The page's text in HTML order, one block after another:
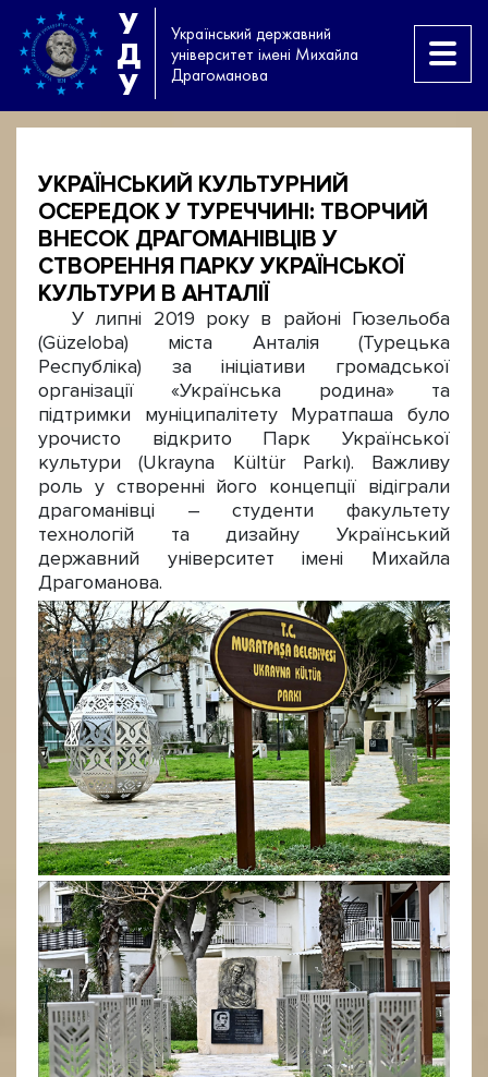
У
Д
У
Український державний
університет імені Михайла
Драгоманова
УКРАЇНСЬКИЙ КУЛЬТУРНИЙ
ОСЕРЕДОК У ТУРЕЧЧИНІ: ТВОРЧИЙ
ВНЕСОК ДРАГОМАНІВЦІВ У
СТВОРЕННЯ ПАРКУ УКРАЇНСЬКОЇ
КУЛЬТУРИ В АНТАЛІЇ
У липні 2019 року в районі Гюзельоба
(Güzeloba) міста Анталія (Турецька
Республіка) за ініціативи громадської
організації «Українська родина» та
підтримки муніципалітету Муратпаша було
урочисто відкрито Парк Української
культури (Ukrayna Kültür Parkı). Важливу
роль у створенні його концепції відіграли
драгоманівці – студенти факультету
технологій та дизайну Український
державний університет імені Михайла
Драгоманова.